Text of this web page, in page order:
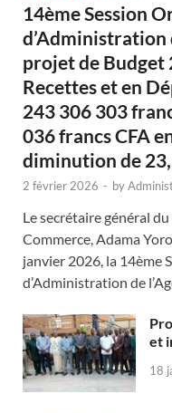
14ème Session
d’Administration
projet de Budget
Recettes et en
243 306 303
036 francs CFA
diminution de
2 février 2026 - by
Le secrétaire général
Commerce, Adama
janvier 2026, la 14ème
d’Administration de
et
18